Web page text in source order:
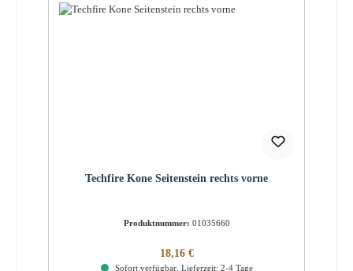
Techfire Kone Seitenstein rechts vorne
Produktnummer: 01035660
Regulärer Preis:
18,16 €
Sofort verfügbar, Lieferzeit: 2-4 Tage